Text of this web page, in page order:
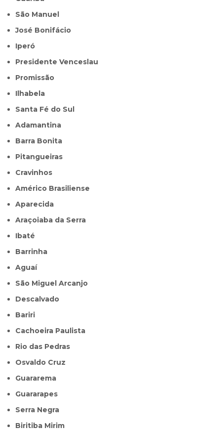
São Manuel
José Bonifácio
Iperó
Presidente Venceslau
Promissão
Ilhabela
Santa Fé do Sul
Adamantina
Barra Bonita
Pitangueiras
Cravinhos
Américo Brasiliense
Aparecida
Araçoiaba da Serra
Ibaté
Barrinha
Aguaí
São Miguel Arcanjo
Descalvado
Bariri
Cachoeira Paulista
Rio das Pedras
Osvaldo Cruz
Guararema
Guararapes
Serra Negra
Biritiba Mirim